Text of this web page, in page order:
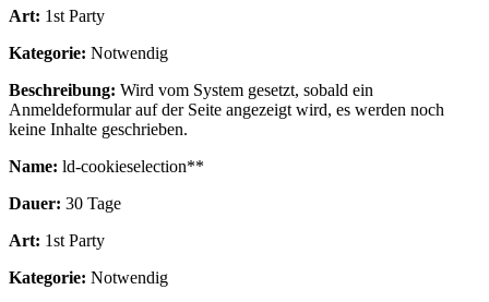
Art: 1st Party
Kategorie: Notwendig
Beschreibung: Wird vom System gesetzt, sobald ein
Anmeldeformular auf der Seite angezeigt wird, es werden noch
keine Inhalte geschrieben.
Name: ld-cookieselection**
Dauer: 30 Tage
Art: 1st Party
Kategorie: Notwendig